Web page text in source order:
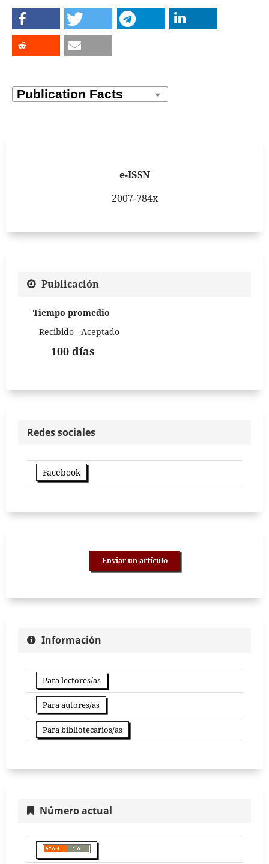
e-ISSN
2007-784x
Publicación
Tiempo promedio
Recibido - Aceptado
100 días
Redes sociales
Facebook
Enviar un artículo
Información
Para lectores/as
Para autores/as
Para bibliotecarios/as
Número actual